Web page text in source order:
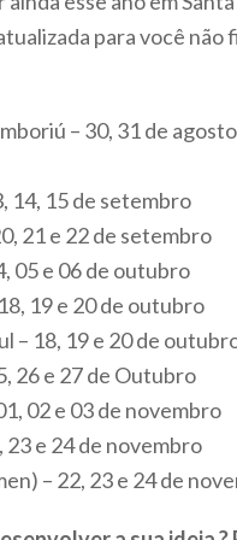
para você não
– 30, 31 de
14, 15 de setembro
21 e 22 de setembro
05 e 06 de outubro
19 e 20 de outubro
– 18, 19 e 20 de
26 e 27 de Outubro
02 e 03 de novembro
23 e 24 de novembro
– 22, 23 e 24 de